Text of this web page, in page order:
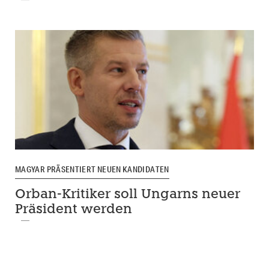
MAGYAR PRÄSENTIERT NEUEN KANDIDATEN
Orban-Kritiker soll Ungarns neuer
Präsident werden